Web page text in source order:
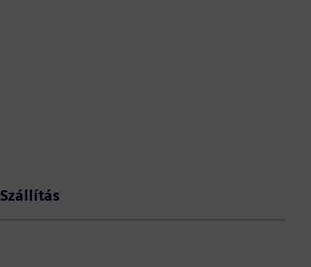
Szállítás